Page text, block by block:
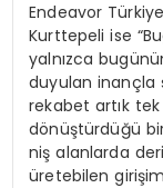
Endeavor
Kurttepeli ise
yalnızca
duyulan inançla
rekabet artık
dönüştürdüğü
niş alanlarda
üretebilen